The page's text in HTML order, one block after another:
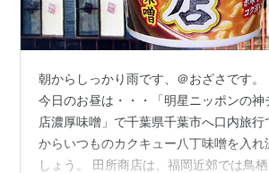
朝からしっかり雨です、＠おざさです。
今日のお昼は・・・「明星ニッポンの神
店濃厚味噌」で千葉県千葉市へ口内旅
からいつものカクキュー八丁味噌を入れ
しょう。 田所商店は、福岡近郊では鳥